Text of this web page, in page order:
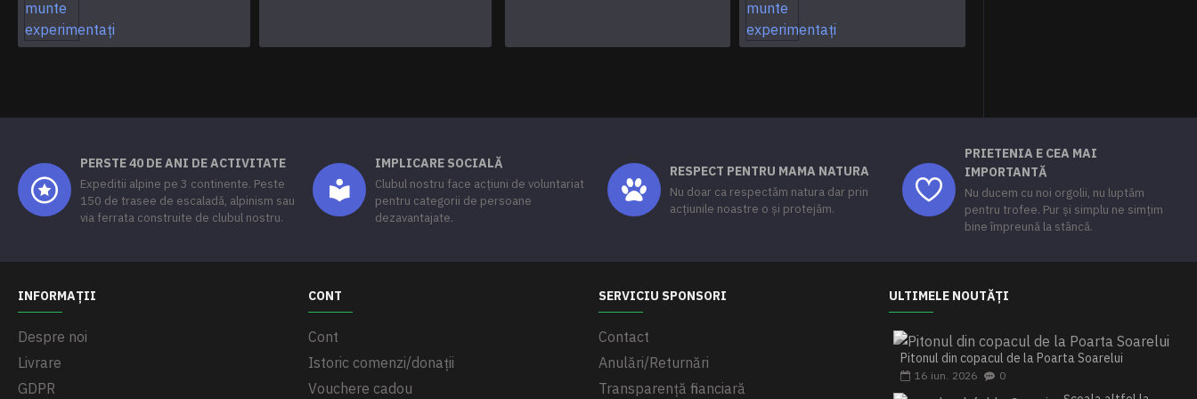
PERSTE 40 DE ANI DE ACTIVITATE
Expeditii alpine pe 3 continente. Peste
150 de trasee de escaladă, alpinism sau
via ferrata construite de clubul nostru.
IMPLICARE SOCIALĂ
Clubul nostru face acțiuni de voluntariat
pentru categorii de persoane
dezavantajate.
RESPECT PENTRU MAMA NATURA
Nu doar ca respectăm natura dar prin
acțiunile noastre o și protejăm.
PRIETENIA E CEA MAI
IMPORTANTĂ
Nu ducem cu noi orgolii, nu luptăm
pentru trofee. Pur și simplu ne simțim
bine împreună la stâncă.
INFORMAȚII
Despre noi
Livrare
GDPR
CONT
Cont
Istoric comenzi/donații
Vouchere cadou
SERVICIU SPONSORI
Contact
Anulări/Returnări
Transparență financiară
ULTIMELE NOUTĂȚI
Pitonul din copacul de la Poarta Soarelui
16 iun. 2026 0